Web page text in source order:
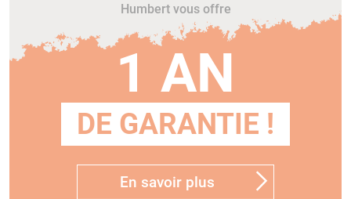
Humbert vous offre
1 AN
DE GARANTIE !
En savoir plus